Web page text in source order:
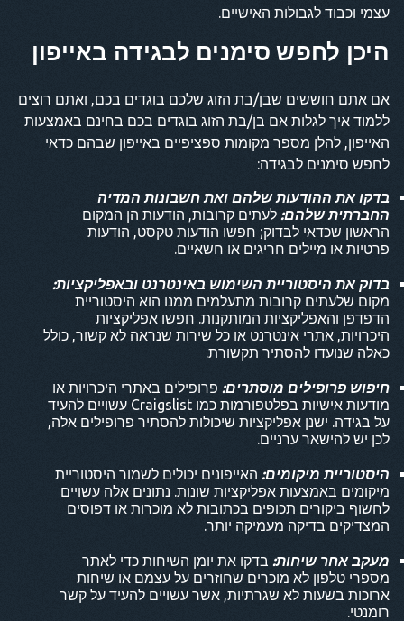
עצמי וכבוד לגבולות האישיים.
היכן לחפש סימנים לבגידה באייפון
אם אתם חוששים שבן/בת הזוג שלכם בוגדים בכם, ואתם רוצים
ללמוד איך לגלות אם בן/בת הזוג בוגדים בכם בחינם באמצעות
האייפון, להלן מספר מקומות ספציפיים באייפון שבהם כדאי
לחפש סימנים לבגידה:
בדקו את ההודעות שלהם ואת חשבונות המדיה
החברתית שלהם: לעתים קרובות, הודעות הן המקום
הראשון שכדאי לבדוק; חפשו הודעות טקסט, הודעות
פרטיות או מיילים חריגים או חשאיים.
בדוק את היסטוריית השימוש באינטרנט ובאפליקציות:
מקום שלעתים קרובות מתעלמים ממנו הוא היסטוריית
הדפדפן והאפליקציות המותקנות. חפשו אפליקציות
היכרויות, אתרי אינטרנט או כל שירות שנראה לא קשור, כולל
כאלה שנועדו להסתיר תקשורת.
חיפוש פרופילים מוסתרים: פרופילים באתרי היכרויות או
מודעות אישיות בפלטפורמות כמו Craigslist עשויים להעיד
על בגידה. ישנן אפליקציות שיכולות להסתיר פרופילים אלה,
לכן יש להישאר ערניים.
היסטוריית מיקומים: האייפונים יכולים לשמור היסטוריית
מיקומים באמצעות אפליקציות שונות. נתונים אלה עשויים
לחשוף ביקורים תכופים בכתובות לא מוכרות או דפוסים
המצדיקים בדיקה מעמיקה יותר.
מעקב אחר שיחות: בדקו את יומן השיחות כדי לאתר
מספרי טלפון לא מוכרים שחוזרים על עצמם או שיחות
ארוכות בשעות לא שגרתיות, אשר עשויים להעיד על קשר
רומנטי.